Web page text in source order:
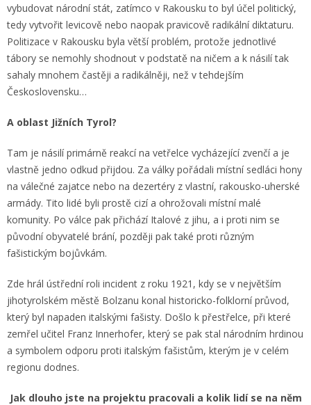
vybudovat národní stát, zatímco v Rakousku to byl účel politický,
tedy vytvořit levicově nebo naopak pravicově radikální diktaturu.
Politizace v Rakousku byla větší problém, protože jednotlivé
tábory se nemohly shodnout v podstatě na ničem a k násilí tak
sahaly mnohem častěji a radikálněji, než v tehdejším
Československu…
A oblast Jižních Tyrol?
Tam je násilí primárně reakcí na vetřelce vycházející zvenčí a je
vlastně jedno odkud přijdou. Za války pořádali místní sedláci hony
na válečné zajatce nebo na dezertéry z vlastní, rakousko-uherské
armády. Tito lidé byli prostě cizí a ohrožovali místní malé
komunity. Po válce pak přichází Italové z jihu, a i proti nim se
původní obyvatelé brání, později pak také proti různým
fašistickým bojůvkám.
Zde hrál ústřední roli incident z roku 1921, kdy se v největším
jihotyrolském městě Bolzanu konal historicko-folklorní průvod,
který byl napaden italskými fašisty. Došlo k přestřelce, při které
zemřel učitel Franz Innerhofer, který se pak stal národním hrdinou
a symbolem odporu proti italským fašistům, kterým je v celém
regionu dodnes.
Jak dlouho jste na projektu pracovali a kolik lidí se na něm